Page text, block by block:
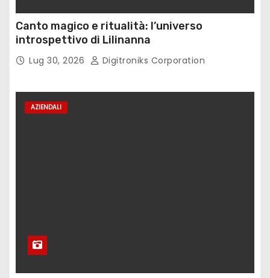
d
e
g
l
Canto magico e ritualità: l’universo
introspettivo di Lilinanna
Lug 30, 2026 Digitroniks Corporation
AZIENDALI